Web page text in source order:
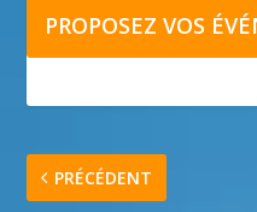
PROPOSEZ VOS
PRÉCÉDENT